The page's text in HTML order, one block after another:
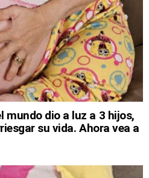
mundo dio a luz a 3 hijos,
su vida. Ahora vea a